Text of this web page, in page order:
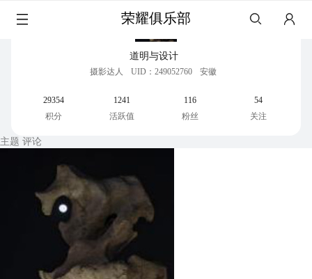
荣耀俱乐部
道明与设计
摄影达人 UID：249052760 安徽
29354
积分
1241
活跃值
116
粉丝
54
关注
主题 评论